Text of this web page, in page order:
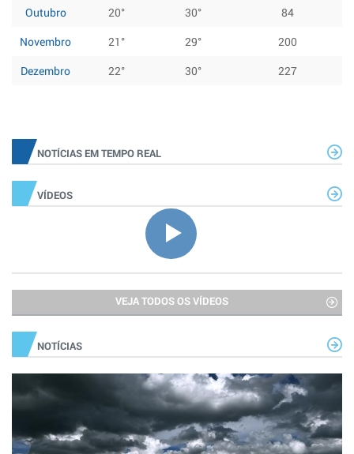
Outubro
20° 30°
84
Novembro
21° 29°
200
Dezembro
22° 30° 227
NOTÍCIAS EM TEMPO REAL
VÍDEOS
VEJA TODOS OS VÍDEOS
NOTÍCIAS